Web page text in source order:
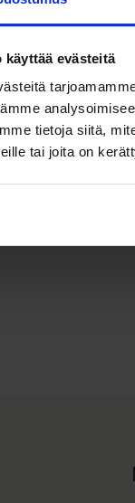
käyttää evästeitä
tietoja siitä,
tai joita on
Maire Sirviö ja